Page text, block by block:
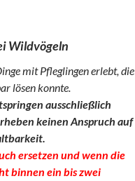
Wildvögeln
mit Pfleglingen erlebt, die
lösen konnte.
ausschließlich
keinen Anspruch auf
ersetzen und wenn die
binnen ein bis zwei